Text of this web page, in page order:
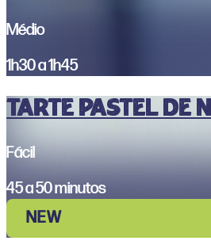
Médio
1h30 a 1h45
Tarte Pastel de
Fácil
45 a 50 minutos
NEW